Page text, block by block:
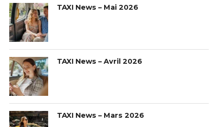
TAXI News – Mai 2026
TAXI News – Avril 2026
TAXI News – Mars 2026